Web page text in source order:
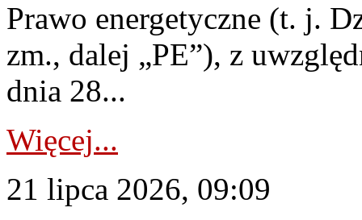
Prawo energetyczne (t. j.
zm., dalej „PE”), z
dnia 28...
Więcej...
21 lipca 2026, 09:09